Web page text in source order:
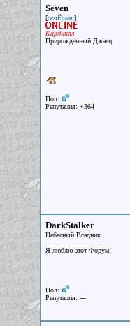
Seven
[семЁрыш]
Кардинал
Прирожденный Джаец
Пол:
Репутация: +364
DarkStalker
Небесный Всадник
Я люблю этот Форум!
Пол:
Репутация: ---